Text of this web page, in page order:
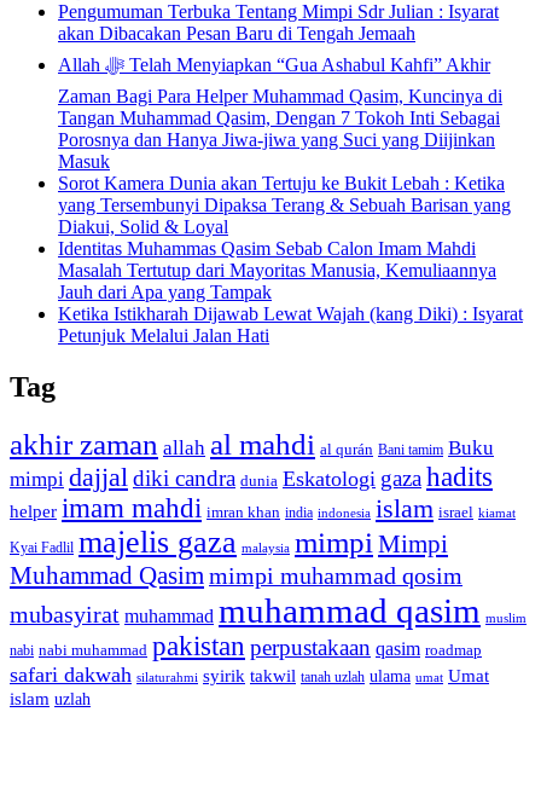
Pengumuman Terbuka Tentang Mimpi Sdr Julian : Isyarat
akan Dibacakan Pesan Baru di Tengah Jemaah
Allah ﷻ Telah Menyiapkan “Gua Ashabul Kahfi” Akhir
Zaman Bagi Para Helper Muhammad Qasim, Kuncinya di
Tangan Muhammad Qasim, Dengan 7 Tokoh Inti Sebagai
Porosnya dan Hanya Jiwa-jiwa yang Suci yang Diijinkan
Masuk
Sorot Kamera Dunia akan Tertuju ke Bukit Lebah : Ketika
yang Tersembunyi Dipaksa Terang & Sebuah Barisan yang
Diakui, Solid & Loyal
Identitas Muhammas Qasim Sebab Calon Imam Mahdi
Masalah Tertutup dari Mayoritas Manusia, Kemuliaannya
Jauh dari Apa yang Tampak
Ketika Istikharah Dijawab Lewat Wajah (kang Diki) : Isyarat
Petunjuk Melalui Jalan Hati
Tag
akhir zaman allah al mahdi al qurán Bani tamim Buku
mimpi dajjal diki candra dunia Eskatologi gazahadits
helper imam mahdi imran khan india indonesia islam israel kiamat
Kyai Fadlil majelis gaza malaysia mimpi Mimpi
Muhammad Qasim mimpi muhammad qosim
mubasyirat muhammad muhammad qasim muslim
nabi nabi muhammad pakistan perpustakaan qasim roadmap
safari dakwah silaturahmi syirik takwil tanah uzlah ulama umat Umat
islam uzlah